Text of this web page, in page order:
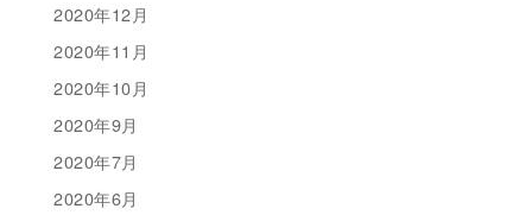
2020年12月
2020年11月
2020年10月
2020年9月
2020年7月
2020年6月